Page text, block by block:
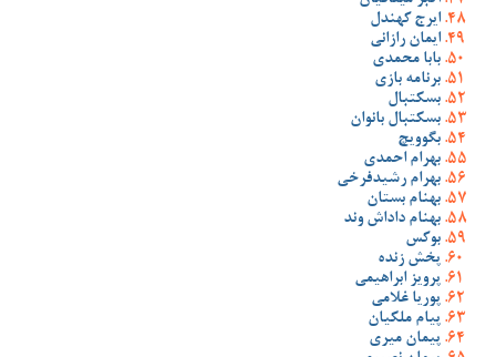
ایرج کهندل
ایمان رازانی
بابا محمدی
برنامه بازی
بسکتبال
بسکتبال بانوان
بگوویچ
بهرام احمدی
بهرام رشیدفرخی
بهنام بستان
بهنام داداش وند
بوکس
پخش زنده
پرویز ابراهیمی
پوریا غلامی
پیام ملکیان
پیمان میری